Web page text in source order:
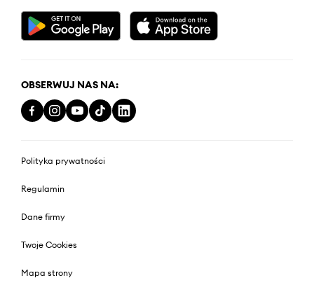
OBSERWUJ NAS NA:
Polityka prywatności
Regulamin
Dane firmy
Twoje Cookies
Mapa strony